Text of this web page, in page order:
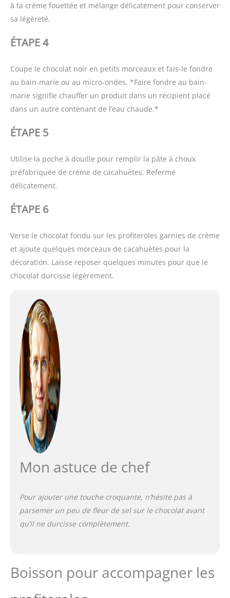
à ta crème fouettée et mélange délicatement pour conserver
sa légèreté.
ÉTAPE 4
Coupe le chocolat noir en petits morceaux et fais-le fondre
au bain-marie ou au micro-ondes. *Faire fondre au bain-
marie signifie chauffer un produit dans un récipient placé
dans un autre contenant de l’eau chaude.*
ÉTAPE 5
Utilise la poche à douille pour remplir la pâte à choux
préfabriquée de crème de cacahuètes. Referme
délicatement.
ÉTAPE 6
Verse le chocolat fondu sur les profiteroles garnies de crème
et ajoute quelques morceaux de cacahuètes pour la
décoration. Laisse reposer quelques minutes pour que le
chocolat durcisse légèrement.
Mon astuce de chef
Pour ajouter une touche croquante, n’hésite pas à
parsemer un peu de fleur de sel sur le chocolat avant
qu’il ne durcisse complètement.
Boisson pour accompagner les